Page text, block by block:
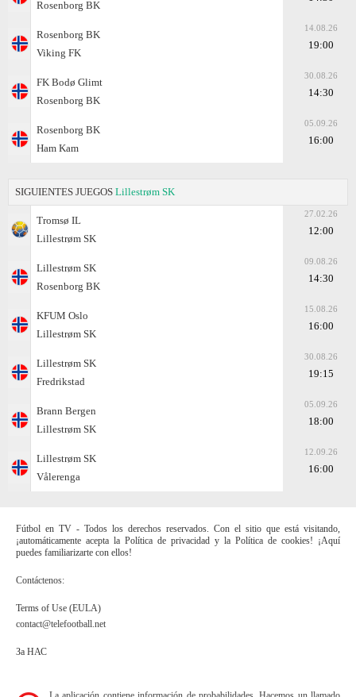
Rosenborg BK
Rosenborg BK
Viking FK
14.08.26
19:00
FK Bodø Glimt
Rosenborg BK
30.08.26
14:30
Rosenborg BK
Ham Kam
05.09.26
16:00
SIGUIENTES JUEGOS Lillestrøm SK
Tromsø IL
Lillestrøm SK
27.02.26
12:00
Lillestrøm SK
Rosenborg BK
09.08.26
14:30
KFUM Oslo
Lillestrøm SK
15.08.26
16:00
Lillestrøm SK
Fredrikstad
30.08.26
19:15
Brann Bergen
Lillestrøm SK
05.09.26
18:00
Lillestrøm SK
Vålerenga
12.09.26
16:00
Fútbol en TV - Todos los derechos reservados. Con el sitio que está visitando,
¡automáticamente acepta la Política de privacidad y la Política de cookies! ¡Aquí
puedes familiarizarte con ellos!
Contáctenos:
Terms of Use (EULA)
contact@telefootball.net
За НАС